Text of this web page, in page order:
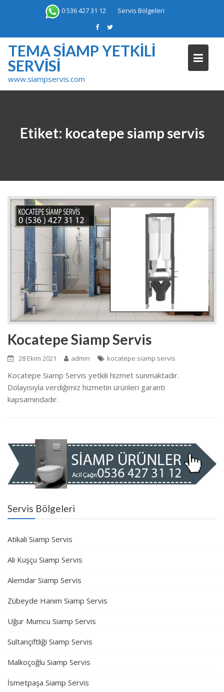
0 536 427 31 12 Servis Bölgeleri
TEMA SIAMP YETKILI
SERVISI
www.siampservis.com
Etiket: kocatepe siamp servis
Kocatepe Siamp Servis
28 Ekim 2021 admin kocatepe siamp servis
Kocatepe Siamp Servis yetkili hizmet sunmaktadır.
Dolayısıyla verdiğimiz hizmetin ürünleri garanti
kapsamındadır.
Servis Bölgeleri
Atikali Siamp Servis
Ali Kuşçu Siamp Servis
Alemdar Siamp Servis
Zübeyde Hanım Siamp Servis
Uğur Mumcu Siamp Servis
Sultançiftliği Siamp Servis
Malkoçoğlu Siamp Servis
İsmetpaşa Siamp Servis